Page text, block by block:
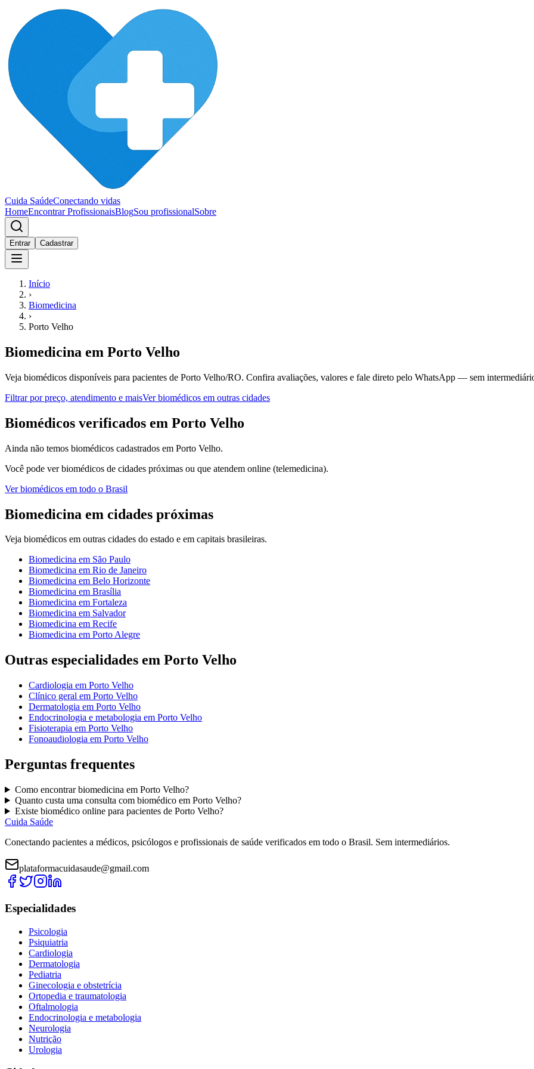
Cuida SaúdeConectando vidas
HomeEncontrar ProfissionaisBlogSou profissionalSobre
Entrar Cadastrar
Início
›
Biomedicina
›
Porto Velho
Biomedicina em Porto Velho
Veja biomédicos disponíveis para pacientes de Porto Velho/RO. Confira avaliações, valores e fale direto pelo WhatsApp — sem
Filtrar por preço, atendimento e maisVerbiomédicos em outras cidades
Biomédicos verificados em Porto Velho
Ainda não temos biomédicos cadastrados em Porto Velho.
Você pode verbiomédicos de cidades próximas ou que atendem online (telemedicina).
Verbiomédicos em todo o Brasil
Biomedicina em cidades próximas
Veja biomédicos em outras cidades do estado e em capitais brasileiras.
Biomedicina em São Paulo
Biomedicina em Rio de Janeiro
Biomedicina em Belo Horizonte
Biomedicina em Brasília
Biomedicina em Fortaleza
Biomedicina em Salvador
Biomedicina em Recife
Biomedicina em Porto Alegre
Outras especialidades em Porto Velho
Cardiologia em Porto Velho
Clínico geral em Porto Velho
Dermatologia em Porto Velho
Endocrinologia e metabologia em Porto Velho
Fisioterapia em Porto Velho
Fonoaudiologia em Porto Velho
Perguntas frequentes
Como encontrarbiomedicina em Porto Velho?
Quanto custa uma consulta com biomédicoem Porto Velho?
Existe biomédicoonline para pacientes de Porto Velho?
Cuida Saúde
Conectando pacientes a médicos, psicólogos e profissionais de saúde verificados em todo o Brasil. Sem intermediários.
plataformacuidasaude@gmail.com
Especialidades
Psicologia
Psiquiatria
Cardiologia
Dermatologia
Pediatria
Ginecologia e obstetrícia
Ortopedia e traumatologia
Oftalmologia
Endocrinologia e metabologia
Neurologia
Nutrição
Urologia